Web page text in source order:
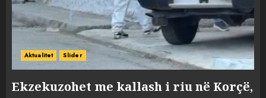
Aktualitet Slider
Ekzekuzohet me kallash i riu në Korçë,